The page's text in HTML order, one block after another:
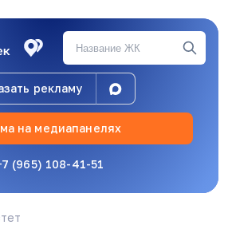
на медиапанелях
(965) 108-41-51
рекламу